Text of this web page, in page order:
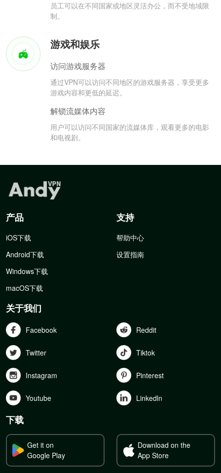
员工可以在不同国家或地区灵活办公，而不受地域限
制。
游戏和娱乐
访问游戏服务器
通过VPN可以访问不同地区的游戏服务器，享受更多
游戏内容和更低的延迟。
解锁流媒体内容
用户可以访问不同国家的流媒体库，观看更多的电影
和电视剧。
产品
iOS下载
Android下载
Windows下载
macOS下载
支持
帮助中心
设置指南
关于我们
Facebook Reddit
Twitter Tiktok
Instagram Pinterest
Youtube Linkedln
下载
Get it on
Google Play
Download on the
App Store